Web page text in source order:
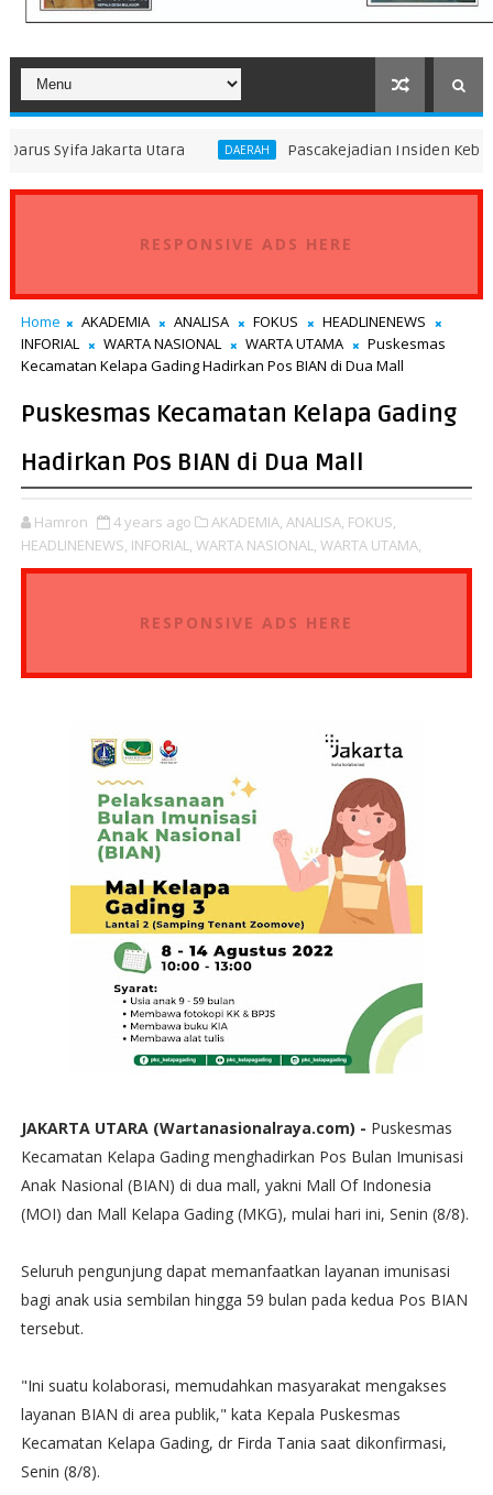
Utara DAERAH Pascakejadian Insiden Kebakaran KMP
RESPONSIVE ADS HERE
Home AKADEMIA ANALISA FOKUS
HEADLINENEWS
INFORIAL
WARTA NASIONAL WARTA UTAMA
Puskesmas
Kecamatan Kelapa Gading Hadirkan Pos BIAN di Dua Mall
Puskesmas Kecamatan Kelapa Gading
Hadirkan Pos BIAN di Dua Mall
Hamron 4 years ago AKADEMIA, ANALISA, FOKUS,
HEADLINENEWS, INFORIAL, WARTA NASIONAL, WARTA UTAMA,
RESPONSIVE ADS HERE
JAKARTA UTARA (Wartanasionalraya.com) - Puskesmas
Kecamatan Kelapa Gading menghadirkan Pos Bulan Imunisasi
Anak Nasional (BIAN) di dua mall, yakni Mall Of Indonesia
(MOI) dan Mall Kelapa Gading (MKG), mulai hari ini, Senin (8/8).
Seluruh pengunjung dapat memanfaatkan layanan imunisasi
bagi anak usia sembilan hingga 59 bulan pada kedua Pos BIAN
tersebut.
"Ini suatu kolaborasi, memudahkan masyarakat mengakses
layanan BIAN di area publik," kata Kepala Puskesmas
Kecamatan Kelapa Gading, dr Firda Tania saat dikonfirmasi,
Senin (8/8).